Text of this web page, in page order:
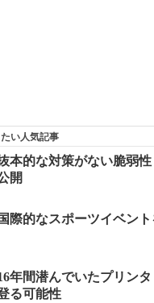
い人気記事
本的な対策がない脆弱
開
国際的なスポーツイベン
年間潜んでいたプリン
る可能性